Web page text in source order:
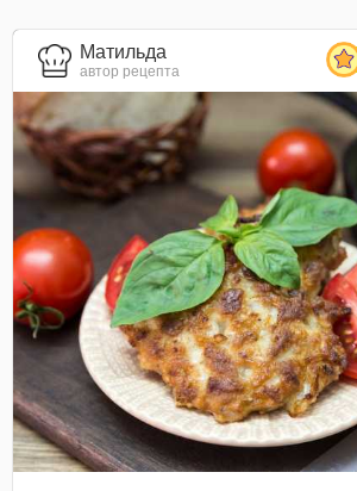
Матильда
автор рецепта